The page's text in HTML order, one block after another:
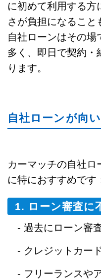
に初めて利用する方
さが負担になること
自社ローンはその場
多く、即日で契約・
ります。
自社ローンが向
カーマッチの自社ロ
に特におすすめです
1. ローン審査に
- 過去にローン審
- クレジットカー
- フリーランスや